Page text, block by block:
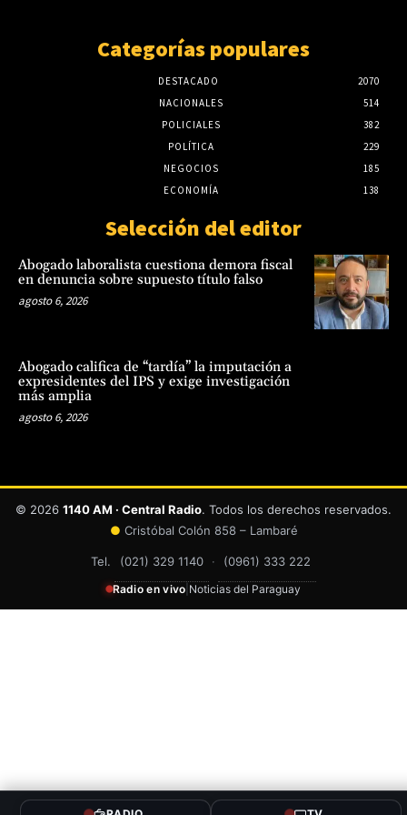
Categorías populares
DESTACADO
2070
NACIONALES
514
POLICIALES
382
POLÍTICA
229
NEGOCIOS
185
ECONOMÍA
138
Selección del editor
Abogado laboralista cuestiona demora fiscal
en denuncia sobre supuesto título falso
agosto 6, 2026
Abogado califica de “tardía” la imputación a
expresidentes del IPS y exige investigación
más amplia
agosto 6, 2026
© 2026 1140 AM · Central Radio. Todos los derechos reservados.
● Cristóbal Colón 858 – Lambaré
Tel. (021) 329 1140 · (0961) 333 222
Radio en vivo Noticias del Paraguay